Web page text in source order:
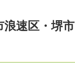
速区・堺市